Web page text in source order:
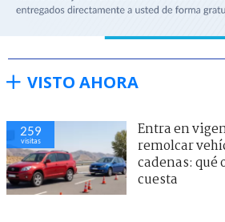
VISTO AHORA
259
visitas
Entra en
remolcar
cadenas: qué
cuesta